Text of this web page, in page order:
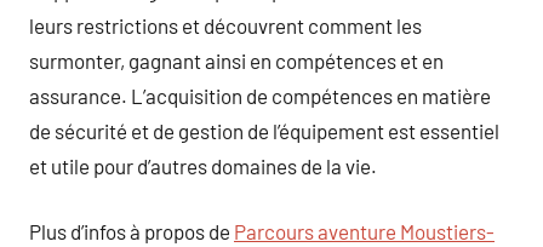
leurs restrictions et découvrent comment les
surmonter, gagnant ainsi en compétences et en
assurance. L’acquisition de compétences en matière
de sécurité et de gestion de l’équipement est essentiel
et utile pour d’autres domaines de la vie.
Plus d’infos à propos de Parcours aventure Moustiers-